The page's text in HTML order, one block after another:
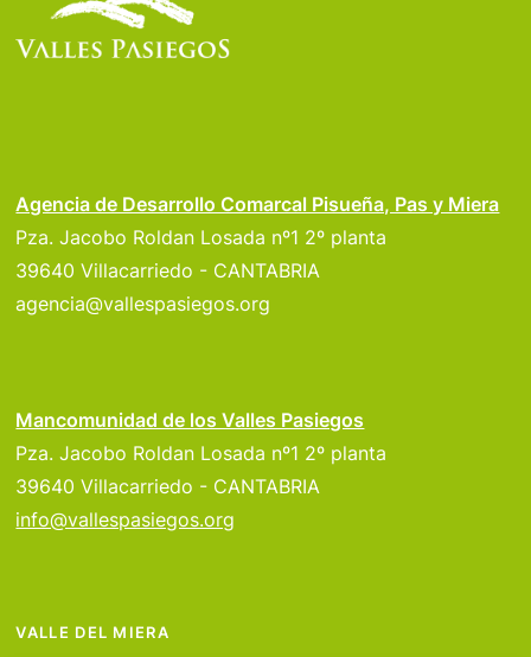
Agencia de Desarrollo Comarcal Pisueña, Pas y Miera
Pza. Jacobo Roldan Losada nº1 2º planta
39640 Villacarriedo - CANTABRIA
agencia@vallespasiegos.org
Mancomunidad de los Valles Pasiegos
Pza. Jacobo Roldan Losada nº1 2º planta
39640 Villacarriedo - CANTABRIA
info@vallespasiegos.org
VALLE DEL MIERA